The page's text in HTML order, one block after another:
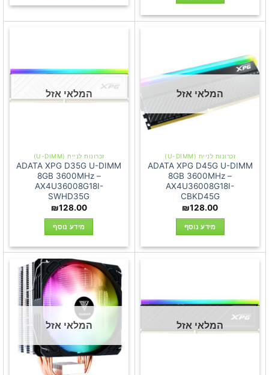
המלאי אזל
זכרונות לנייח (U-DIMM)
ADATA XPG D45G U-DIMM
8GB 3600MHz –
AX4U36008G18I-
CBKD45G
₪128.00
מידע נוסף
המלאי אזל
זכרונות לנייח (U-DIMM)
ADATA XPG D35G U-DIMM
8GB 3600MHz –
AX4U36008G18I-
SWHD35G
₪128.00
מידע נוסף
המלאי אזל המלאי אזל